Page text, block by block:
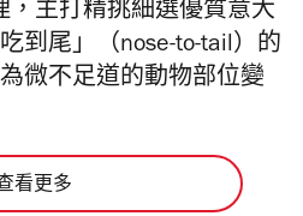
主打 精挑細選優質意大
到尾」（nose-to-tail）的
微不足道的動物部位變
看更多